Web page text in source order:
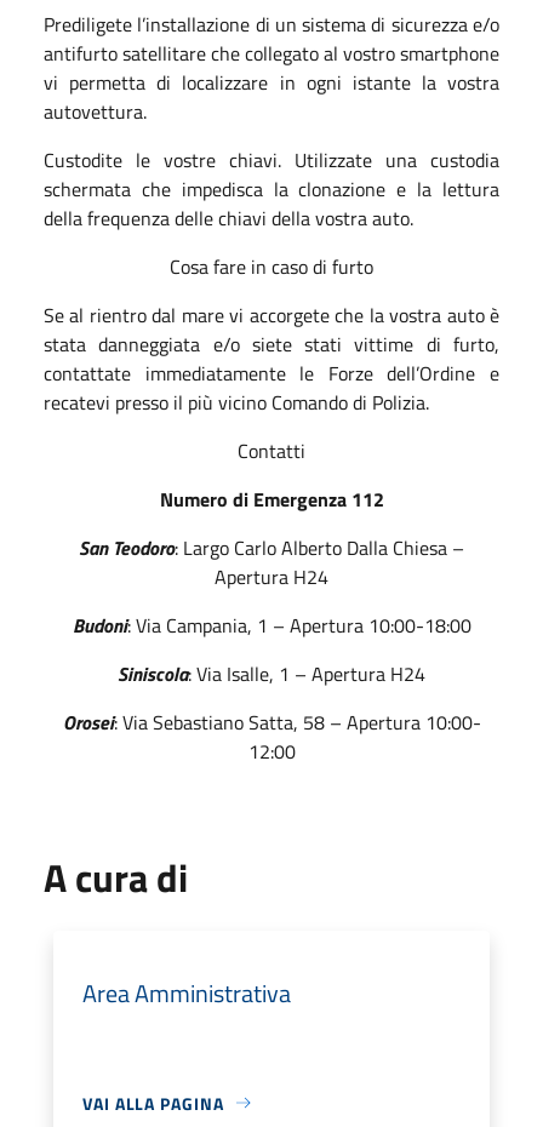
Prediligete l’installazione di un sistema di sicurezza e/o
antifurto satellitare che collegato al vostro smartphone
vi permetta di localizzare in ogni istante la vostra
autovettura.
Custodite le vostre chiavi. Utilizzate una custodia
schermata che impedisca la clonazione e la lettura
della frequenza delle chiavi della vostra auto.
Cosa fare in caso di furto
Se al rientro dal mare vi accorgete che la vostra auto è
stata danneggiata e/o siete stati vittime di furto,
contattate immediatamente le Forze dell’Ordine e
recatevi presso il più vicino Comando di Polizia.
Contatti
Numero di Emergenza 112
San Teodoro: Largo Carlo Alberto Dalla Chiesa –
Apertura H24
Budoni: Via Campania, 1 – Apertura 10:00-18:00
Siniscola: Via Isalle, 1 – Apertura H24
Orosei: Via Sebastiano Satta, 58 – Apertura 10:00-
12:00
A cura di
Area Amministrativa
VAI ALLA PAGINA